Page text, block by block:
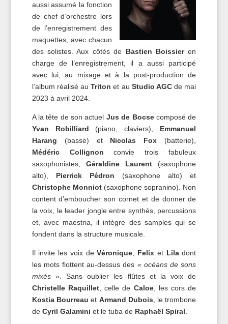
aussi assumé la fonction
de chef d’orchestre lors
de l’enregistrement des
maquettes, avec chacun
des solistes. Aux côtés de Bastien Boissieren
charge de l’enregistrement, il a aussi participé
avec lui, au mixage et à la post-production de
l’album réalisé auTriton et au Studio AGC de mai
2023 à avril 2024.
A la tête de son actuel Jus de Bocsecomposé de
Yvan Robilliard (piano, claviers), Emmanuel
Harang (basse) et Nicolas Fox (batterie),
Médéric Collignon convie trois fabuleux
saxophonistes, Géraldine Laurent (saxophone
alto), Pierrick Pédron (saxophone alto) et
Christophe Monniot(saxophone sopranino). Non
content d’emboucher son cornet et de donner de
la voix, le leader jongle entre synthés, percussions
et, avec maestria, il intègre des samples qui se
fondent dans la structure musicale.
Il invite les voix deVéronique Felix et Liladont
les mots flottent au-dessus des « océans de sons
mixés ». Sans oublier les flûtes et la voix de
Christelle Raquillet, celle de Caloe, les cors de
Kostia Bourreau et Armand Dubois , le trombone
de Cyril Galamini et le tuba de Raphaël Spiral